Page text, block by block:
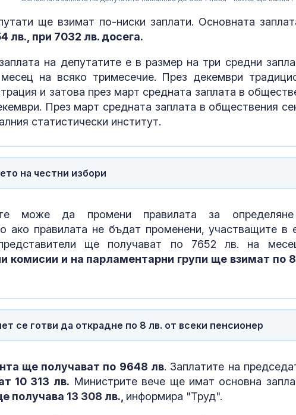
ще взимат по-ниски заплати. Основната
лв., при 7032 лв. досега.
на депутатите е в размер на три средни
на всяко тримесечие. През декември
и затова през март средната заплата в
През март средната заплата в обществения
статистически институт.
на честни избори
може да промени правилата за
ако правилата не бъдат променени, участващите в
ще получават по 7652 лв. на
комисии и на парламентарни групи ще взимат по
се готви да открадне по 8 лв. от всеки пенсионер
ще получават по 9648 лв. Заплатите на
10 313 лв. Министрите вече ще имат основна
получава 13 308 лв., информира "Труд".
Как
Захарова:
на Запада
Учени: Речта
тревожност и
депресия
ще направи